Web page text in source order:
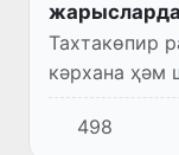
Тахтакөпир
кәрхана ҳәм
арасында
пуқаралар
498